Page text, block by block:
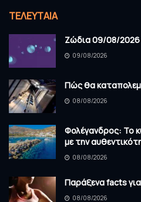
ΤΕΛΕΥΤΑΊΑ
Ζώδια 09/08/2026
09/08/2026
Πώς θα
08/08/2026
Φολέγανδρος: Το
με την
08/08/2026
Παράξενα facts
08/08/2026